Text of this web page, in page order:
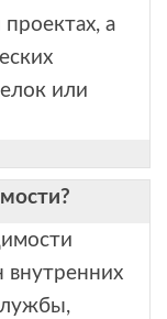
а
или
внутренних